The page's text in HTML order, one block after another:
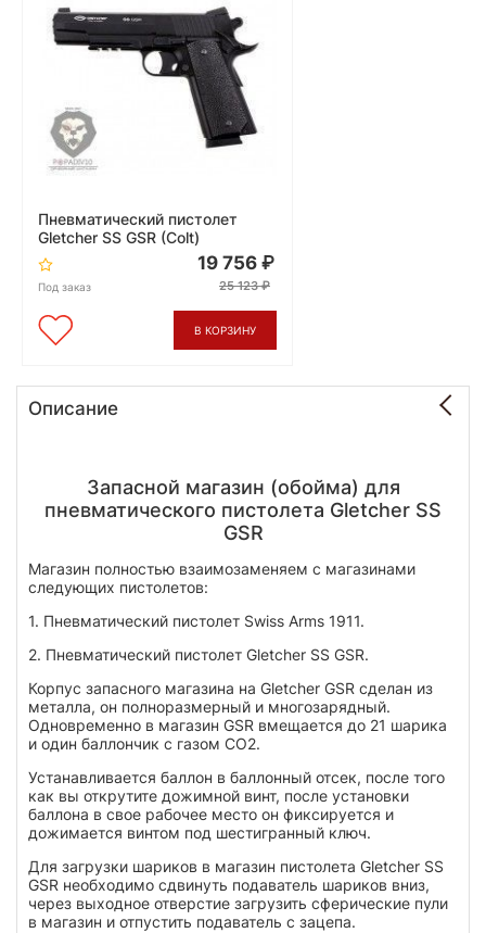
Пневматический пистолет
Gletcher SS GSR (Colt)
Под заказ
19 756
25 123
В КОРЗИНУ
Описание
Запасной магазин (обойма) для
пневматического пистолета Gletcher SS
GSR
Магазин полностью взаимозаменяем с магазинами
следующих пистолетов:
1. Пневматический пистолет Swiss Arms 1911.
2. Пневматический пистолет Gletcher SS GSR.
Корпус запасного магазина на Gletcher GSR сделан из
металла, он полноразмерный и многозарядный.
Одновременно в магазин GSR вмещается до 21 шарика
и один баллончик с газом СО2.
Устанавливается баллон в баллонный отсек, после того
как вы открутите дожимной винт, после установки
баллона в свое рабочее место он фиксируется и
дожимается винтом под шестигранный ключ.
Для загрузки шариков в магазин пистолета Gletcher SS
GSR необходимо сдвинуть подаватель шариков вниз,
через выходное отверстие загрузить сферические пули
в магазин и отпустить подаватель с зацепа.